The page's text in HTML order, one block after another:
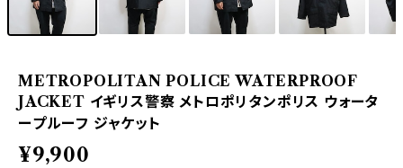
METROPOLITAN POLICE WATERPROOF
JACKET イギリス警察 メトロポリタンポリス ウォータ
ープルーフ ジャケット
¥9,900